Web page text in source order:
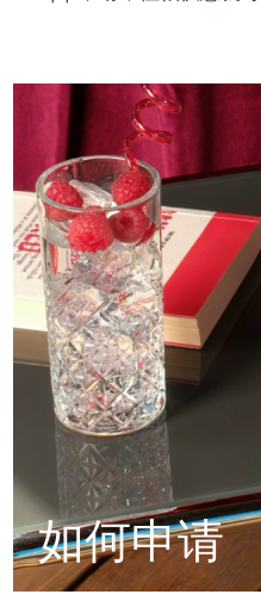
如何申请
All anti-aging
All LED
All hair
All FAQ™
FAQ™
All toning
PEACH™
IPL hair
PEACH™
Travel-
PEACH™
Cooling IPL
LUNA™ 4
Massaging
Firming
Recurring
ESPADA™
Acne
Concentrated
All acne
BEAR™ 2
IRIS™ 2
Rejuvenating
眼部护肤
Advanced
眼部护理设
All
毛孔护理
KIWI™
Diamond
KIWI™
Blackhead
KIWI™ 皮
Advanced
LUNA™ 4
2-in-1 LED
FLIP™
LED light
LUNA™
Serum
For healthy hair
牙齿美白
NEW
issa™
Dual LED +
issa™
18% PAP
更多的
护肤品
直布罗陀
希腊
中国香港特别行政区
匈牙利
冰岛
印度尼西亚
爱尔兰
马恩岛
以色列
意大利